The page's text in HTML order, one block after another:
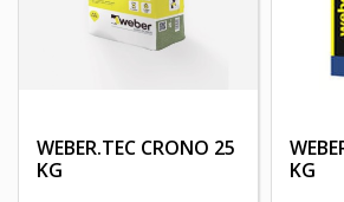
WEBER.TEC CRONO 25
KG
KG